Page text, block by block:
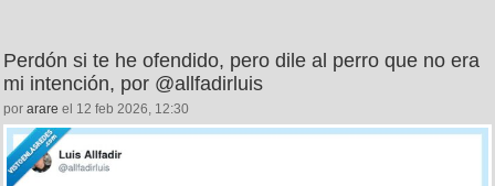
Perdón si te he ofendido, pero dile al perro que no era
mi intención, por @allfadirluis
por arare el 12 feb 2026, 12:30